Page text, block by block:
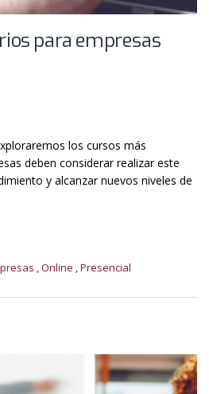
para empresas
los cursos más
deben considerar realizar este
y alcanzar nuevos niveles de
,Online ,Presencial